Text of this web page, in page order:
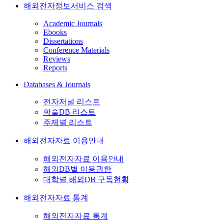
해외전자정보서비스 검색
Academic Journals
Ebooks
Dissertations
Conference Materials
Reviews
Reports
Databases & Journals
전자저널 리스트
학술DB 리스트
주제별 리스트
해외전자자료 이용안내
해외전자자료 이용안내
해외DB별 이용권한
대학별 해외DB 구독현황
해외전자자료 통계
해외전자자료 통계